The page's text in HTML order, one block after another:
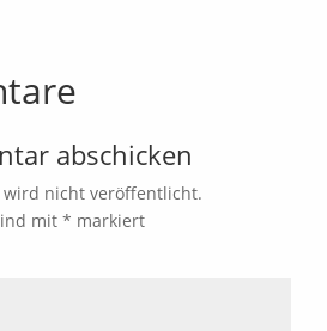
abschicken
wird nicht veröffentlicht.
mit * markiert